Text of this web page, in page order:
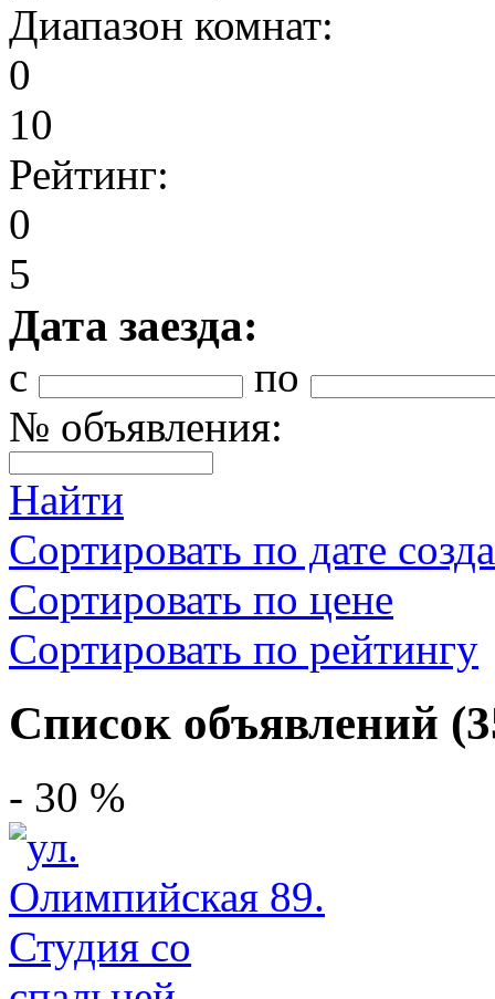
Диапазон комнат:
0
10
Рейтинг:
0
5
Дата заезда:
с
по
№ объявления:
Найти
Сортировать по дате
Сортировать по цене
Сортировать по рейтингу
Список объявлений
- 30 %